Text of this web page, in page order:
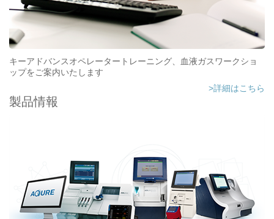
キーアドバンスオペレータートレーニング、血液ガスワークショ
ップをご案内いたします
>詳細はこちら
製品情報